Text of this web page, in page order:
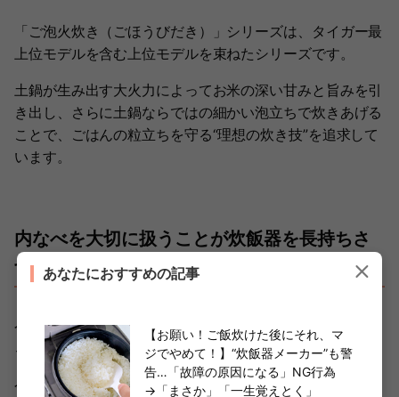
「ご泡火炊き（ごほうびだき）」シリーズは、タイガー最
上位モデルを含む上位モデルを束ねたシリーズです。
土鍋が生み出す大火力によってお米の深い甘みと旨みを引
き出し、さらに土鍋ならではの細かい泡立ちで炊きあげる
ことで、ごはんの粒立ちを守る“理想の炊き技”を追求して
います。
内なべを大切に扱うことが炊飯器を長持ちさ
せるコツ
今回は、タイガー魔法瓶“中の人”に、炊飯器の寿命を縮め
るNGなお手入れ・使い方について教えてもらいました。
今回紹介した内容に共通しているのは、「内なべを傷付け
あなたにおすすめの記事
【お願い！ご飯炊けた後にそれ、マ
ジでやめて！】“炊飯器メーカー”も警
告…「故障の原因になる」NG行為
→「まさか」「一生覚えとく」